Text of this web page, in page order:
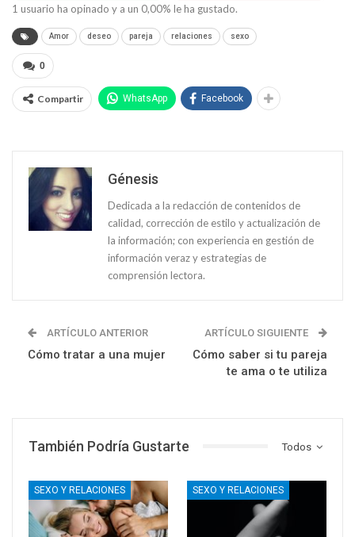
1 usuario ha opinado y a un 0,00% le ha gustado.
Amor deseo pareja relaciones sexo
0
Compartir WhatsApp Facebook
Génesis
Dedicada a la redacción de contenidos de
calidad, corrección de estilo y actualización de
la información; con experiencia en gestión de
información veraz y estrategias de
comprensión lectora.
ARTÍCULO ANTERIOR
Cómo tratar a una mujer
ARTÍCULO SIGUIENTE
Cómo saber si tu pareja
te ama o te utiliza
Todos
También Podría Gustarte
SEXO Y RELACIONES SEXO Y RELACIONES